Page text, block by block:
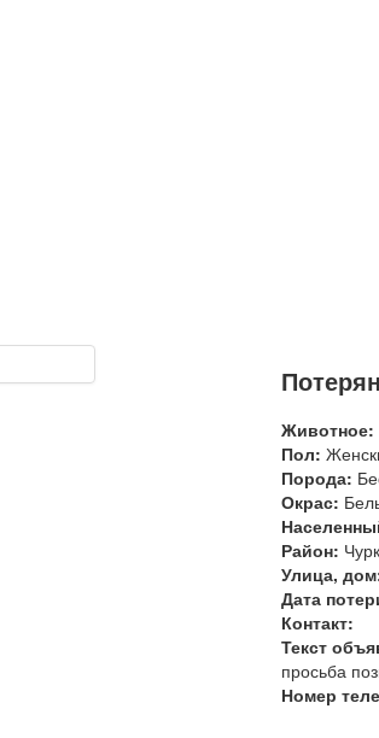
Животное:
Пол:
Порода:
Окрас:
Район:
Улица,
Дата
Контакт:
Текст
просьба
Номер